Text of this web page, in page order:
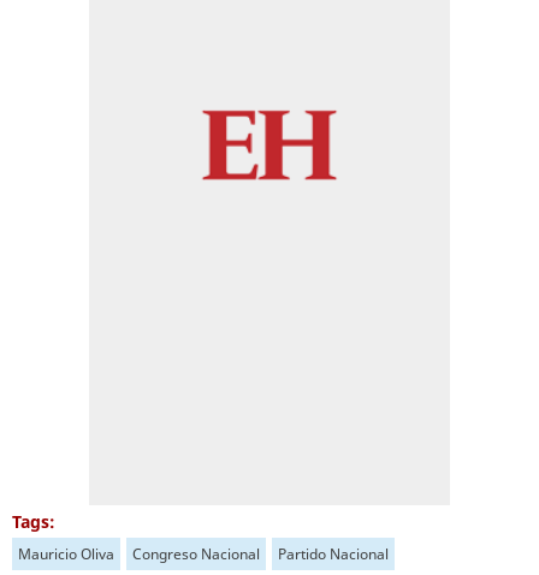
Tags:
Mauricio Oliva Congreso Nacional Partido Nacional